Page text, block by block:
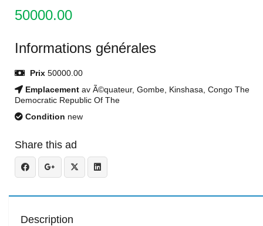
50000.00
Informations générales
Prix 50000.00
Emplacement av Ã©quateur, Gombe, Kinshasa, Congo The
Democratic Republic Of The
Condition new
Share this ad
Description